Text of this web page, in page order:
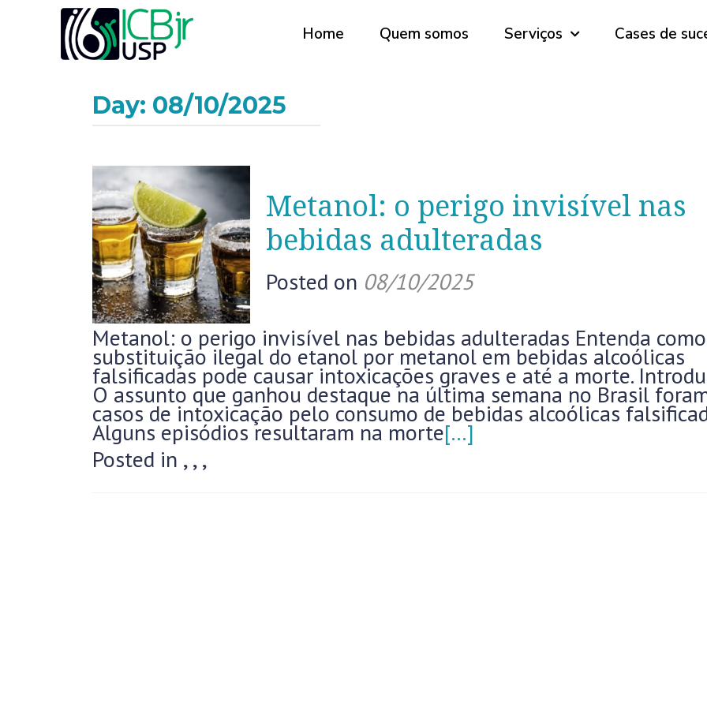
Home Quem somos Serviços Cases de
Day: 08/10/2025
Metanol: o perigo invisível nas
bebidas adulteradas
Posted on 08/10/2025
Metanol: o perigo invisível nas bebidas adulteradas Entenda
substituição ilegal do etanol por metanol em bebidas alcoólicas
falsificadas pode causar intoxicações graves e até a morte.
O assunto que ganhou destaque na última semana no Brasil
casos de intoxicação pelo consumo de bebidas alcoólicas
Alguns episódios resultaram na morte[…]
Posted in ,,,